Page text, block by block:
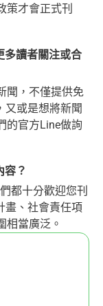
策才會正式刊
多讀者關注或合
聞，不僅提供免
又或是想將新聞
的官方Line做詢
容？
都十分歡迎您刊
畫、社會責任項
相當廣泛。